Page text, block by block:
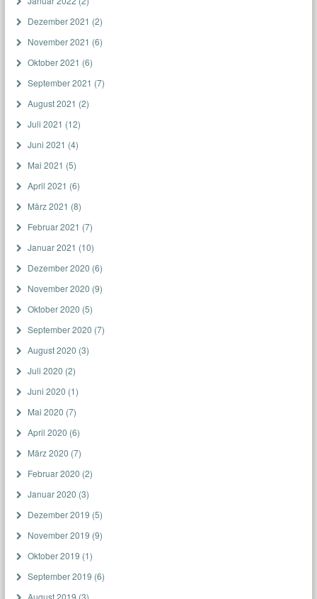
Dezember 2021 (2)
November 2021 (6)
Oktober 2021 (6)
September 2021 (7)
August 2021 (2)
Juli 2021 (12)
Juni 2021 (4)
Mai 2021 (5)
April 2021 (6)
März 2021 (8)
Februar 2021 (7)
Januar 2021 (10)
Dezember 2020 (6)
November 2020 (9)
Oktober 2020 (5)
September 2020 (7)
August 2020 (3)
Juli 2020 (2)
Juni 2020 (1)
Mai 2020 (7)
April 2020 (6)
März 2020 (7)
Februar 2020 (2)
Januar 2020 (3)
Dezember 2019 (5)
November 2019 (9)
Oktober 2019 (1)
September 2019 (6)
August 2019 (3)